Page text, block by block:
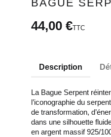
BAGUE
44,00 €TTC
Description
La Bague Serpent
l’iconographie du
de transformation,
dans une silhouette
en argent massif 925/